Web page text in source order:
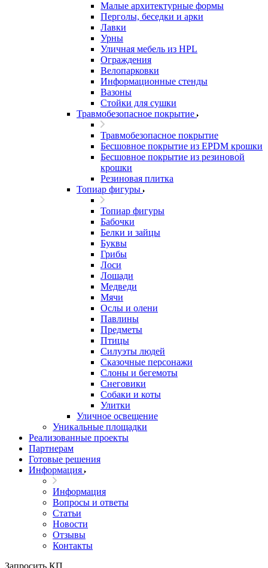
Малые архитектурные формы
Перголы, беседки и арки
Лавки
Урны
Уличная мебель из HPL
Ограждения
Велопарковки
Информационные стенды
Вазоны
Стойки для сушки
Травмобезопасное покрытие
Травмобезопасное покрытие
Бесшовное покрытие из EPDM крошки
Бесшовное покрытие из резиновой
крошки
Резиновая плитка
Топиар фигуры
Топиар фигуры
Бабочки
Белки и зайцы
Буквы
Грибы
Лоси
Лошади
Медведи
Мячи
Ослы и олени
Павлины
Предметы
Птицы
Силуэты людей
Сказочные персонажи
Слоны и бегемоты
Снеговики
Собаки и коты
Улитки
Уличное освещение
Уникальные площадки
Реализованные проекты
Партнерам
Готовые решения
Информация
Информация
Вопросы и ответы
Статьи
Новости
Отзывы
Контакты
Запросить КП